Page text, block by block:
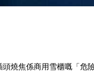
燒焦係商用雪櫃嘅「危